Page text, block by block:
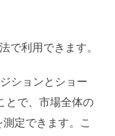
で利用できます。
ションとショー
とで、市場全体の
定できます。こ